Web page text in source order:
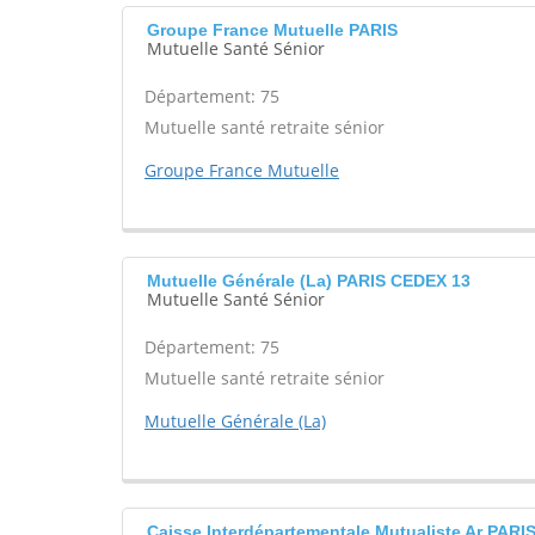
Groupe France Mutuelle PARIS
Mutuelle Santé Sénior
Département: 75
Mutuelle santé retraite sénior
Groupe France Mutuelle
Mutuelle Générale (La) PARIS CEDEX 13
Mutuelle Santé Sénior
Département: 75
Mutuelle santé retraite sénior
Mutuelle Générale (La)